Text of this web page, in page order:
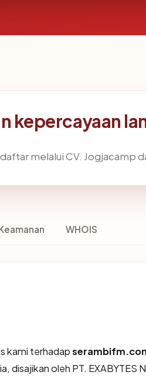
kepercayaan
melalui CV. Jogjacamp
WHOIS
kami terhadap
disajikan oleh PT. EXABYTES